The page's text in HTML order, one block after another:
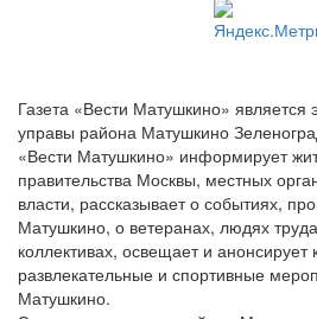
Газета «Вести Матушкино»
управы района Матушкино
«Вести Матушкино» информирует
правительства Москвы, местных
власти, рассказывает о событиях,
Матушкино, о ветеранах, людях
коллективах, освещает и анонсирует
развлекательные и спортивные
Матушкино.